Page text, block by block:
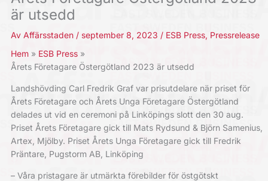
är utsedd
Av Affärsstaden / september 8, 2023 / ESB Press, Pressrelease
Hem
ESB Press
Årets Företagare Östergötland 2023 är utsedd
Landshövding Carl Fredrik Graf var prisutdelare när priset för
Årets Företagare och Årets Unga Företagare Östergötland
delades ut vid en ceremoni på Linköpings slott den 30 aug.
Priset Årets Företagare gick till Mats Rydsund & Björn Samenius,
Artex, Mjölby. Priset Årets Unga Företagare gick till Fredrik
Präntare, Pugstorm AB, Linköping
– Våra pristagare är utmärkta förebilder för östgötskt